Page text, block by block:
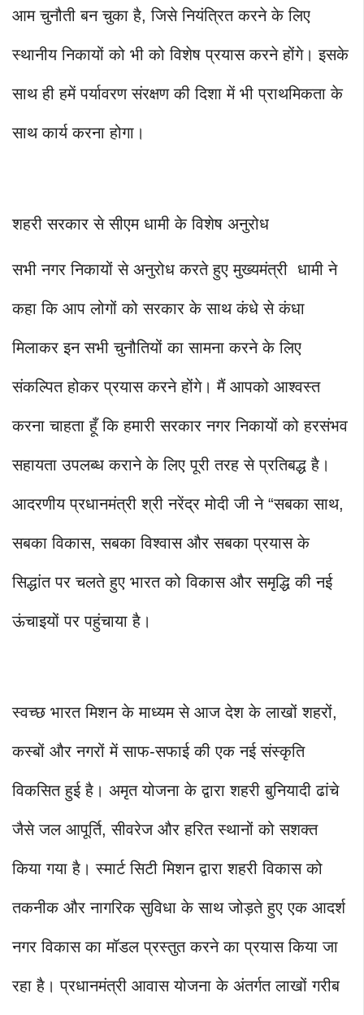
आम चुनौती बन चुका है, जिसे नियंत्रित करने के लिए
स्थानीय निकायों को भी को विशेष प्रयास करने होंगे। इसके
साथ ही हमें पर्यावरण संरक्षण की दिशा में भी प्राथमिकता के
साथ कार्य करना होगा।
शहरी सरकार से सीएम धामी के विशेष अनुरोध
सभी नगर निकायों से अनुरोध करते हुए मुख्यमंत्री धामी ने
कहा कि आप लोगों को सरकार के साथ कंधे से कंधा
मिलाकर इन सभी चुनौतियों का सामना करने के लिए
संकल्पित होकर प्रयास करने होंगे। मैं आपको आश्वस्त
करना चाहता हूँ कि हमारी सरकार नगर निकायों को हरसंभव
सहायता उपलब्ध कराने के लिए पूरी तरह से प्रतिबद्ध है।
आदरणीय प्रधानमंत्री श्री नरेंद्र मोदी जी ने “सबका साथ,
सबका विकास, सबका विश्वास और सबका प्रयास के
सिद्धांत पर चलते हुए भारत को विकास और समृद्धि की नई
ऊंचाइयों पर पहुंचाया है।
स्वच्छ भारत मिशन के माध्यम से आज देश के लाखों शहरों,
कस्बों और नगरों में साफ-सफाई की एक नई संस्कृति
विकसित हुई है। अमृत योजना के द्वारा शहरी बुनियादी ढांचे
जैसे जल आपूर्ति, सीवरेज और हरित स्थानों को सशक्त
किया गया है। स्मार्ट सिटी मिशन द्वारा शहरी विकास को
तकनीक और नागरिक सुविधा के साथ जोड़ते हुए एक आदर्श
नगर विकास का मॉडल प्रस्तुत करने का प्रयास किया जा
रहा है। प्रधानमंत्री आवास योजना के अंतर्गत लाखों गरीब